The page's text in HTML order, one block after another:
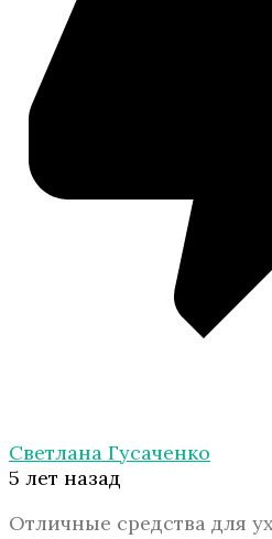
Светлана Гусаченко
5 лет назад
Отличные средства для